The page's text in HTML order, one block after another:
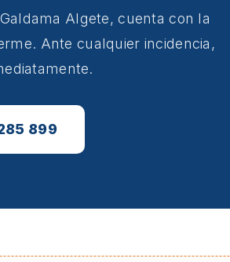
Algete, cuenta con la
Ante cualquier incidencia,
899